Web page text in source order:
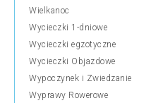
Wielkanoc
Wycieczki 1-dniowe
Wycieczki egzotyczne
Wycieczki Objazdowe
Wypoczynek i Zwiedzanie
Wyprawy Rowerowe